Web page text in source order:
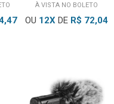
À VISTA NO BOLETO
OU 12X DE R$ 72,04